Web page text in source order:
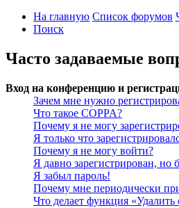
На главную Список форумов
Поиск
Часто задаваемые
Вход на конференцию и
Зачем мне нужно
Что такое COPPA?
Почему я не могу
Я только что
Почему я не могу войти?
Я давно зарегистрирован, но
Я забыл пароль!
Почему мне периодически
Что делает функция «Удалить